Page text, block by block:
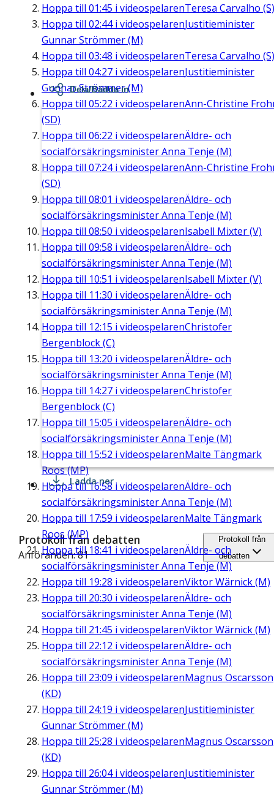
Hoppa till 01:45 i videospelarenTeresa Carvalho (S)
Hoppa till 02:44i videospelarenJustitieminister
Gunnar Strömmer (M)
Hoppa till 03:48 i videospelarenTeresa Carvalho (S)
Hoppa till 04:27 i videospelarenJustitieminister
Gunnar Strömmer (M)
Hoppa till 05:22 i videospelarenAnn-Christine
(SD)
Hoppa till 06:22 i videospelarenÄldre- och
socialförsäkringsminister Anna Tenje (M)
Hoppa till 07:24i videospelarenAnn-Christine
(SD)
Hoppa till 08:01 i videospelarenÄldre- och
socialförsäkringsminister Anna Tenje (M)
Hoppa till 08:50 i videospelarenIsabell Mixter (V)
Hoppa till 09:58 i videospelarenÄldre- och
socialförsäkringsminister Anna Tenje (M)
Hoppa till 10:51 i videospelarenIsabell Mixter (V)
Hoppa till 11:30 i videospelarenÄldre- och
socialförsäkringsminister Anna Tenje (M)
Hoppa till 12:15 i videospelarenChristofer
Bergenblock (C)
Hoppa till 13:20 i videospelarenÄldre- och
socialförsäkringsminister Anna Tenje (M)
Hoppa till 14:27 i videospelarenChristofer
Bergenblock (C)
Hoppa till 15:05 i videospelarenÄldre- och
socialförsäkringsminister Anna Tenje (M)
Hoppa till 15:52 i videospelarenMalte Tängmark
Roos (MP)
Hoppa till16:58 i videospelarenÄldre- och
socialförsäkringsminister Anna Tenje (M)
Hoppa till 17:59 i videospelarenMalte Tängmark
Roos (MP)
Hoppa till 18:41 i videospelarenÄldre- och
socialförsäkringsminister Anna Tenje (M)
Hoppa till 19:28 i videospelarenViktor Wärnick (M)
Hoppa till 20:30 i videospelarenÄldre- och
socialförsäkringsminister Anna Tenje (M)
Hoppa till 21:45 i videospelarenViktor Wärnick (M)
Hoppa till 22:12 i videospelarenÄldre- och
socialförsäkringsminister Anna Tenje (M)
Hoppa till 23:09 i videospelarenMagnus Oscarsson
(KD)
Hoppa till 24:19 i videospelarenJustitieminister
Gunnar Strömmer (M)
Hoppa till 25:28 i videospelarenMagnus Oscarsson
(KD)
Hoppa till 26:04i videospelarenJustitieminister
Gunnar Strömmer (M)
Dela/Bädda in
Ladda ner
Protokoll från debatten
Anföranden: 81
Protokoll från
debatten